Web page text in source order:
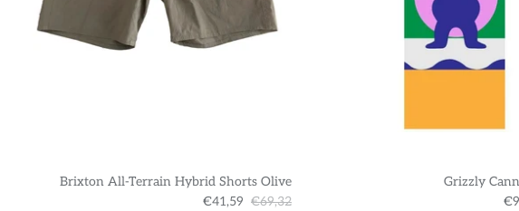
Brixton All-Terrain Hybrid Shorts Olive
€41,59 €69,32
Grizzly